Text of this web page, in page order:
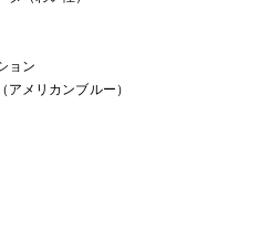
ョン
メリカンブルー）